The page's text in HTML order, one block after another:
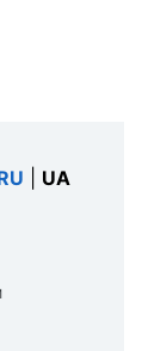
UA